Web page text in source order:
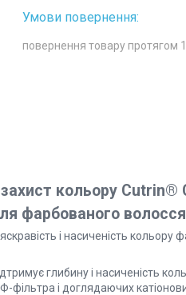
повернення товару протягом
кольору Cutrin®
фарбованого
і насиченість
глибину і насиченість
фільтра і доглядаючих